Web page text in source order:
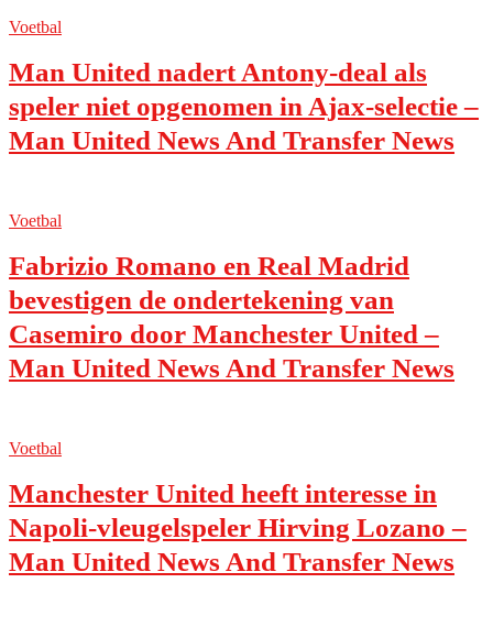
Voetbal
Man United nadert Antony-deal als
speler niet opgenomen in Ajax-selectie –
Man United News And Transfer News
Voetbal
Fabrizio Romano en Real Madrid
bevestigen de ondertekening van
Casemiro door Manchester United –
Man United News And Transfer News
Voetbal
Manchester United heeft interesse in
Napoli-vleugelspeler Hirving Lozano –
Man United News And Transfer News